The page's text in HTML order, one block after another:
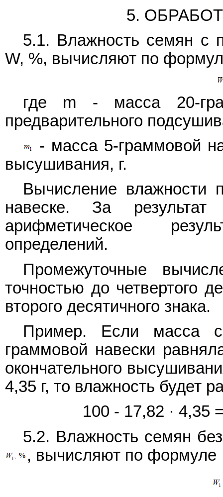
5.
5.1. Влажность семян с
W, %, вычисляют по
где m - масса 20-
предварительного
- масса 5-граммовой
высушивания, г.
Вычисление влажности
навеске. За
арифметическое
определений.
Промежуточные
точностью до четвертого
второго десятичного знака.
Пример. Если масса
граммовой навески
окончательного
4,35 г, то влажность будет
100 - 17,82 · 4,35
5.2. Влажность семян
, вычисляют по формуле